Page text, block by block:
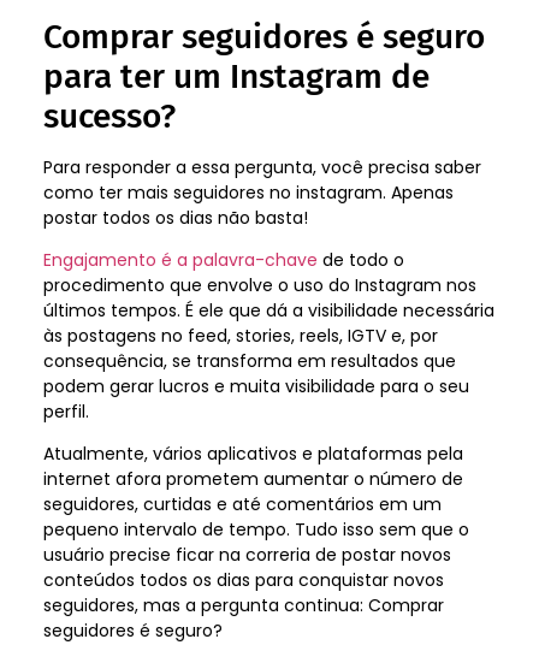
Comprar seguidores é seguro
para ter um Instagram de
sucesso?
Para responder a essa pergunta, você precisa saber
como ter mais seguidores no instagram. Apenas
postar todos os dias não basta!
Engajamento é a palavra-chave de todo o
procedimento que envolve o uso do Instagram nos
últimos tempos. É ele que dá a visibilidade necessária
às postagens no feed, stories, reels, IGTV e, por
consequência, se transforma em resultados que
podem gerar lucros e muita visibilidade para o seu
perfil.
Atualmente, vários aplicativos e plataformas pela
internet afora prometem aumentar o número de
seguidores, curtidas e até comentários em um
pequeno intervalo de tempo. Tudo isso sem que o
usuário precise ficar na correria de postar novos
conteúdos todos os dias para conquistar novos
seguidores, mas a pergunta continua: Comprar
seguidores é seguro?